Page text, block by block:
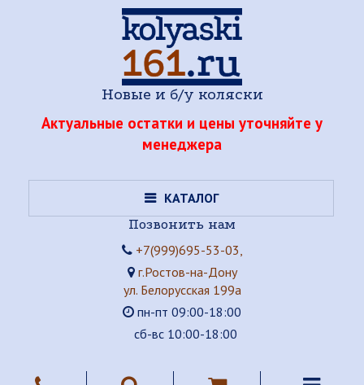
Новые и б/у коляски
Актуальные остатки и цены уточняйте у
менеджера
КАТАЛОГ
Позвонить нам
+7(999)695-53-03,
г.Ростов-на-Дону
ул. Белорусская 199а
пн-пт 09:00-18:00
сб-вс 10:00-18:00